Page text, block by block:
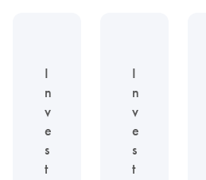
I
n
v
e
s
t
I
n
v
e
s
t